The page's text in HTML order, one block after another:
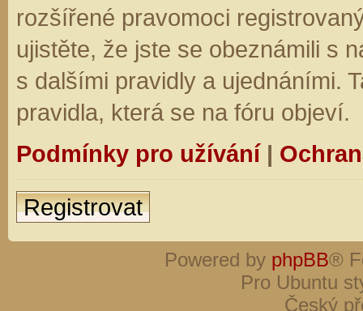
rozšířené pravomoci
ujistěte, že jste se obeznámili s
s dalšími pravidly a ujednáními.
pravidla, která se na fóru objeví.
Podmínky pro užívání|
Registrovat
Powered by phpBB®
Pro Ubuntu
Český